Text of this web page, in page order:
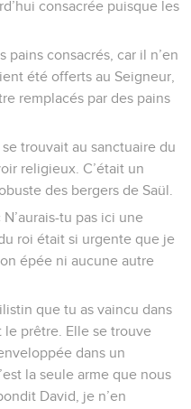
consacrée puisque les
consacrés, car il n’en
été offerts au Seigneur,
remplacés par des pains
trouvait au sanctuaire du
religieux. C’était un
des bergers de Saül.
tu pas ici une
roi était si urgente que je
épée ni aucune autre
que tu as vaincu dans
prêtre. Elle se trouve
dans un
la seule arme que nous
David, je n’en